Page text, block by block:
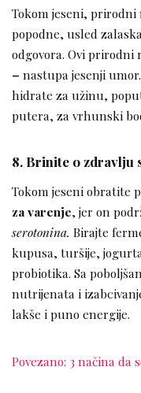
Tokom jeseni, prirodni
popodne, usled
odgovora. Ovi prirodni
– nastupa jesenji
hidrate za užinu,
putera, za vrhunski
8. Brinite o zdravlju
Tokom jeseni obratite
za varenje, jer on
serotonina. Birajte
kupusa, turšije,
probiotika. Sa
nutrijenata i
lakše i puno energije.
Povezano: 3 načina